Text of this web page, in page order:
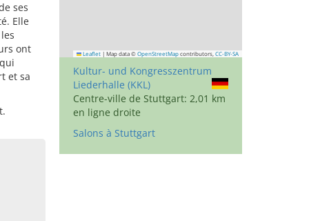
ses
Elle
ont
et sa
Leaflet | Map data © OpenStreetMap contributors, CC-BY-SA
Kultur- und Kongresszentrum
Liederhalle (KKL)
Centre-ville de Stuttgart: 2,01 km
en ligne droite
Salons à Stuttgart